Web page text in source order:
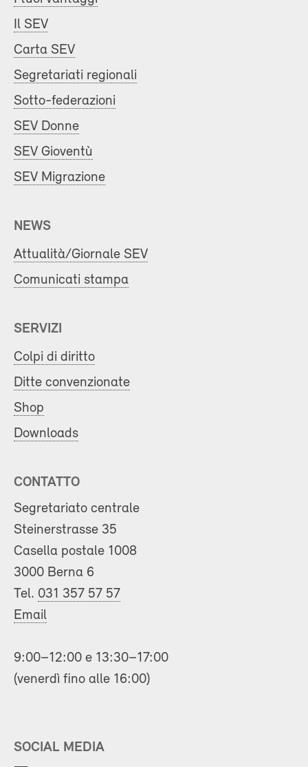
Il SEV
Carta SEV
Segretariati regionali
Sotto-federazioni
SEV Donne
SEV Gioventù
SEV Migrazione
NEWS
Attualità/Giornale SEV
Comunicati stampa
SERVIZI
Colpi di diritto
Ditte convenzionate
Shop
Downloads
CONTATTO
Segretariato centrale
Steinerstrasse 35
Casella postale 1008
3000 Berna 6
Tel. 031 357 57 57
Email
9:00–12:00 e 13:30–17:00
(venerdì fino alle 16:00)
SOCIAL MEDIA